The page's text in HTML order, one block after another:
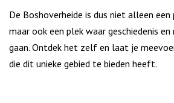
De Boshoverheide is dus niet alleen
maar ook een plek waar geschiedenis
gaan. Ontdek het zelf en laat je
die dit unieke gebied te bieden heeft.